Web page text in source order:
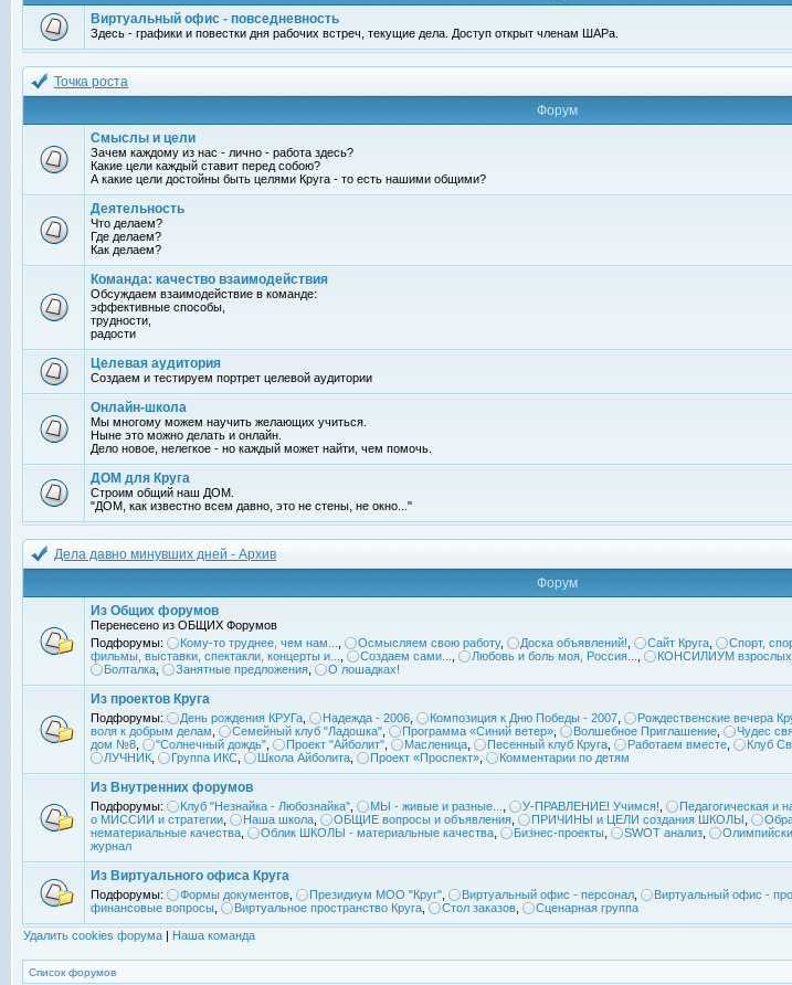
Виртуальный офис - повседневность
Здесь - графики и повестки дня рабочих встреч, текущие дела. Доступ открыт членам ШАРа.
Точка роста
Форум
Смыслы и цели
Зачем каждому из нас - лично - работа здесь?
Какие цели каждый ставит перед собою?
А какие цели достойны быть целями Круга - то есть нашими общими?
Деятельность
Что делаем?
Где делаем?
Как делаем?
Команда: качество взаимодействия
Обсуждаем взаимодействие в команде:
эффективные способы,
трудности,
радости
Целевая аудитория
Создаем и тестируем портрет целевой аудитории
Онлайн-школа
Мы многому можем научить желающих учиться.
Ныне это можно делать и онлайн.
Дело новое, нелегкое - но каждый может найти, чем помочь.
ДОМ для Круга
Строим общий наш ДОМ.
"ДОМ, как известно всем давно, это не стены, не окно..."
Дела давно минувших дней - Архив
Форум
Из Общих форумов
Перенесено из ОБЩИХ Форумов
Подфорумы:
Кому-то труднее, чем нам... Осмысляем свою работу, Доска объявлений! Сайт Круга Спорт,
фильмы, выставки, спектакли, концерты и...
Создаем сами... Любовь и боль моя, Россия... КОНСИЛИУМ взрослых
Болталка
Занятные предложения О лошадках!
Из проектов Круга
Подфорумы: День рождения КРУГа Надежда - 2006 Композиция к Дню Победы - 2007 Рождественские вечера
воля к добрым делам
Семейный клуб "Ладошка" Программа «Синий ветер» Волшебное Приглашение Чудес
дом №8
"Солнечный дождь" Проект "Айболит" Масленица Песенный клуб Круга Работаем вместе Клуб
ЛУЧНИК
Группа ИКС Школа Айболита Проект «Проспект» Комментарии по детям
Из Внутренних форумов
Подфорумы: Клуб "Незнайка - Любознайка" МЫ - живые и разные... У-ПРАВЛЕНИЕ! Учимся! Педагогическая и
о МИССИИ и стратегии
Наша школа ОБЩИЕ вопросы и объявления ПРИЧИНЫ и ЦЕЛИ создания ШКОЛЫ
нематериальные качества
Облик ШКОЛЫ - материальные качества Бизнес-проекты SWOT анализ
журнал
Из Виртуального офиса Круга
Подфорумы: Формы документов Президиум МОО "Круг" Виртуальный офис - персонал Виртуальный офис -
финансовые вопросы
Виртуальное пространство Круга Стол заказов Сценарная группа
Удалить cookies форума | Наша команда
Список форумов